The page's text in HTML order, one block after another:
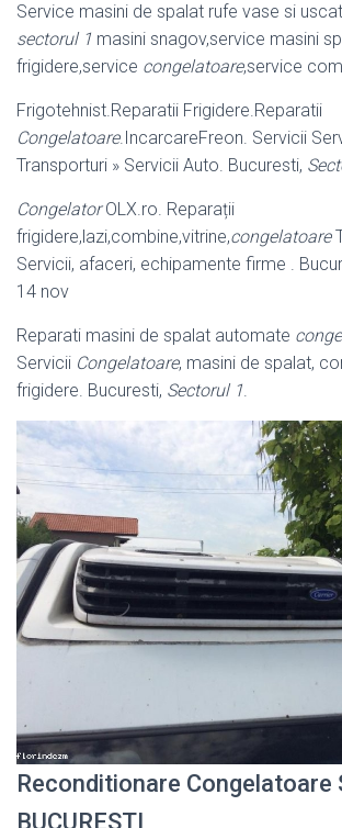
Service masini de spalat rufe vase si
sectorul 1 masini snagov,service masini
frigidere,service congelatoare,service
Frigotehnist.Reparatii Frigidere.Reparatii
Congelatoare.IncarcareFreon. Servicii
Transporturi » Servicii Auto. Bucuresti,
CongelatorOLX.ro. Reparații
frigidere,lazi,combine,vitrine,congelatoare
Servicii, afaceri, echipamente firme .
14 nov
Reparati masini de spalat automate
Servicii Congelatoare, masini de spalat,
frigidere. Bucuresti, Sectorul 1.
Reconditionare Congelatoare
BUCURESTI